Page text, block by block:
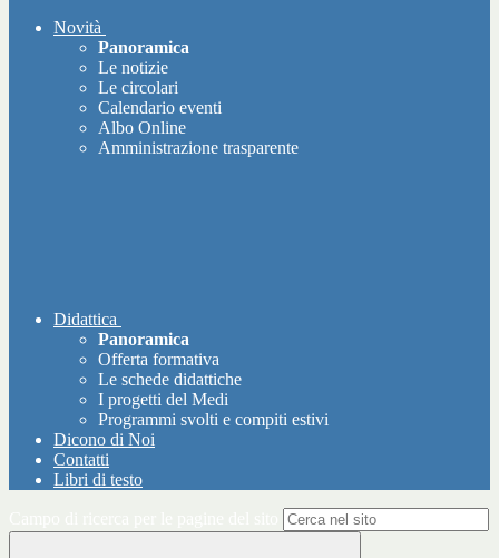
Novità
Panoramica
Le notizie
Le circolari
Calendario eventi
Albo Online
Amministrazione trasparente
Didattica
Panoramica
Offerta formativa
Le schede didattiche
I progetti del Medi
Programmi svolti e compiti estivi
Dicono di Noi
Contatti
Libri di testo